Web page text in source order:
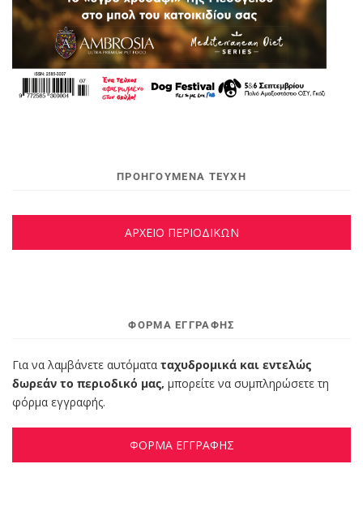
ΠΡΟΗΓΟΥΜΕΝΑ ΤΕΥΧΗ
ΑΡΧΕΙΟ ΠΕΡΙΟΔΙΚΩΝ
ΦΌΡΜΑ ΕΓΓΡΑΦΉΣ
Για να λαμβάνετε αυτόματα ταχυδρομικά και εντελώς
δωρεάν το περιοδικό μας, μπορείτε να συμπληρώσετε τη
φόρμα εγγραφής.
ΦΟΡΜΑ ΕΓΓΡΑΦΗΣ